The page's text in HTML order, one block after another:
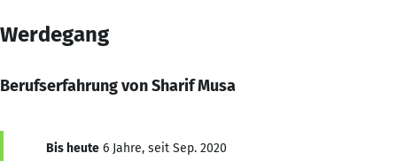
Werdegang
Berufserfahrung von Sharif Musa
Bis heute 6 Jahre, seit Sep. 2020